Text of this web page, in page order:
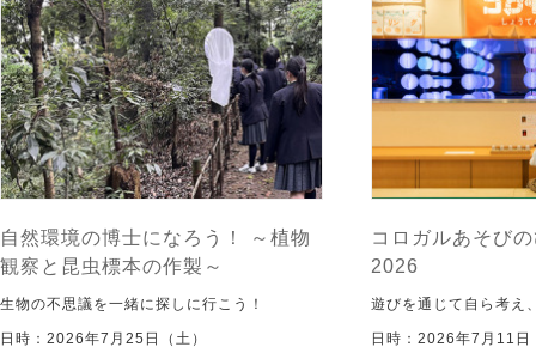
自然環境の博士になろう！ ～植物
観察と昆虫標本の作製～
生物の不思議を一緒に探しに行こう！
日時：2026年7月25日（土）
コロガルあそび
2026
遊びを通じて自ら考え
日時：2026年7月11